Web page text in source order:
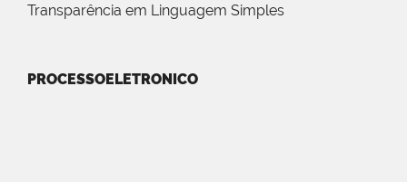
Transparência em Linguagem Simples
PROCESSOELETRONICO